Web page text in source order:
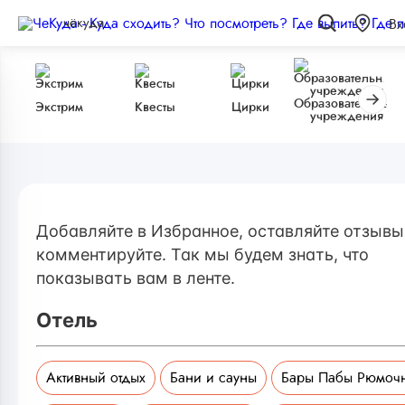
чёкуда
Экстрим Квесты Цирки
Образовательные
учреждения
Добавляйте в Избранное, оставляйте
комментируйте. Так мы будем знать, что
показывать вам в ленте.
Отель
Активный отдых Бани и сауны Бары Пабы